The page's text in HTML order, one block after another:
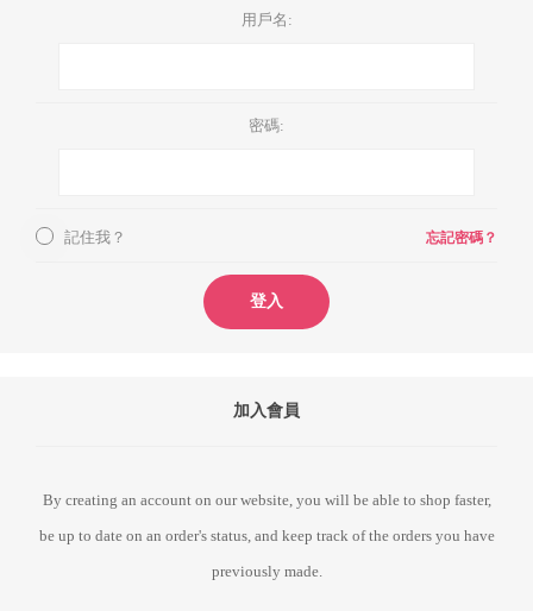
用戶名:
密碼:
記住我？ 忘記密碼？
登入
加入會員
By creating an account on our website, you will be able to shop faster,
be up to date on an order's status, and keep track of the orders you have
previously made.